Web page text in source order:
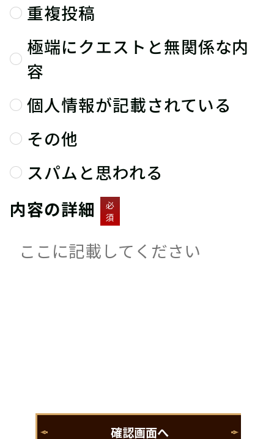
重複投稿
極端にクエストと無関係な内
容
個人情報が記載されている
その他
スパムと思われる
内容の詳細
必
須